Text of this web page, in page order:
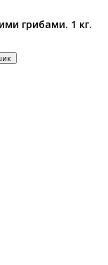
грибами. 1 кг.